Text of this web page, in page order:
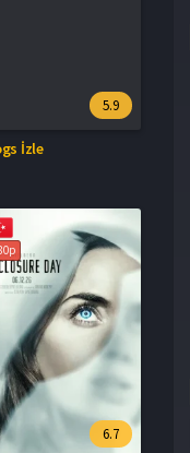
5.9
İzle
6.7